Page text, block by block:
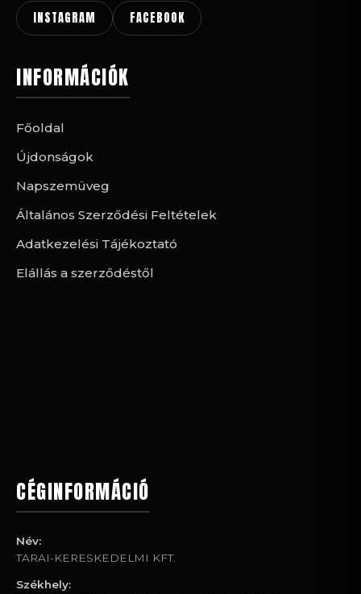
INSTAGRAM FACEBOOK
INFORMÁCIÓK
Főoldal
Újdonságok
Napszemüveg
Általános Szerződési Feltételek
Adatkezelési Tájékoztató
Elállás a szerződéstől
CÉGINFORMÁCIÓ
Név:
TARAI-KERESKEDELMI KFT.
Székhely: